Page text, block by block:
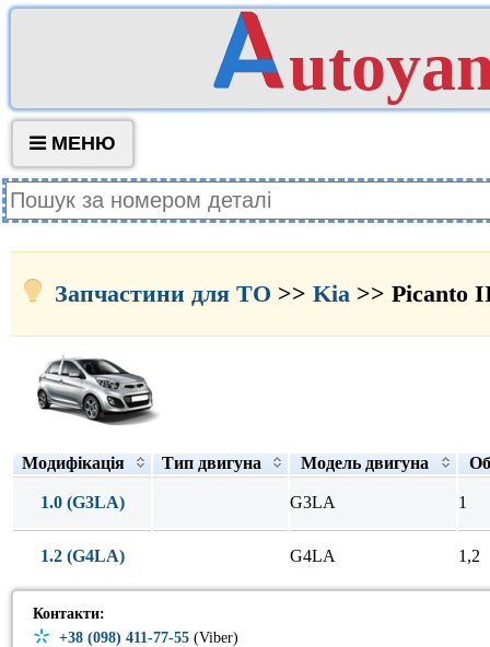
МЕНЮ
Запчастини для ТО >> Kia >> Picanto
Модифікація Тип двигуна Модель двигуна
1.0 (G3LA) G3LA 1
1.2 (G4LA) G4LA 1,2
Контакти:
+38 (098) 411-77-55 (Viber)